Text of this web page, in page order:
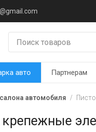
авто Партнерам
автомобиля
крепежные